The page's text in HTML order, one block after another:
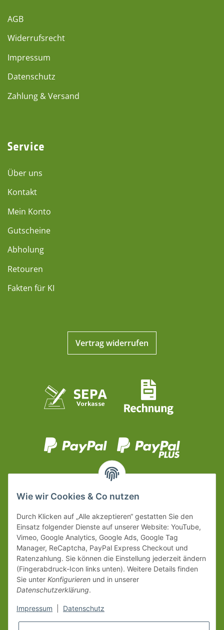
AGB
Widerrufsrecht
Impressum
Datenschutz
Zahlung & Versand
Service
Über uns
Kontakt
Mein Konto
Gutscheine
Abholung
Retouren
Fakten für KI
Vertrag widerrufen
Wie wir Cookies & Co nutzen
Durch Klicken auf „Alle akzeptieren“ gestatten Sie den
Einsatz folgender Dienste auf unserer Website: YouTube,
Vimeo, Google Analytics, Google Ads, Google Tag
Manager, ReCaptcha, PayPal Express Checkout und
Ratenzahlung. Sie können die Einstellung jederzeit ändern
(Fingerabdruck-Icon links unten). Weitere Details finden
Sie unter Konfigurieren und in unserer
Datenschutzerklärung.
Impressum Datenschutz